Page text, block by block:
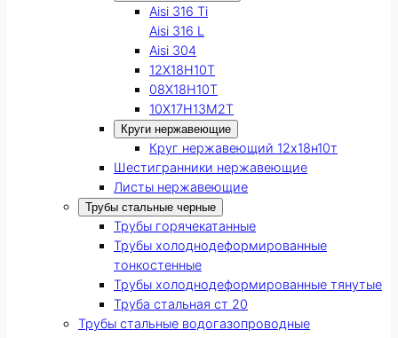
Aisi 316 Ti
Aisi 316 L
Aisi 304
12Х18Н10Т
08Х18Н10Т
10Х17Н13М2Т
Круги нержавеющие
Круг нержавеющий 12х18н10т
Шестигранники нержавеющие
Листы нержавеющие
Трубы стальные черные
Трубы горячекатанные
Трубы холоднодеформированные
тонкостенные
Трубы холоднодеформированные тянутые
Труба стальная ст 20
Трубы стальные водогазопроводные